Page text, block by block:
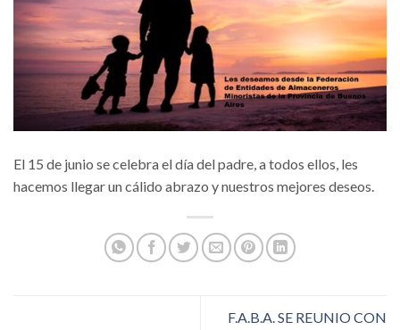
El 15 de junio se celebra el día del padre, a todos ellos, les
hacemos llegar un cálido abrazo y nuestros mejores deseos.
F.A.B.A. SE REUNIO CON